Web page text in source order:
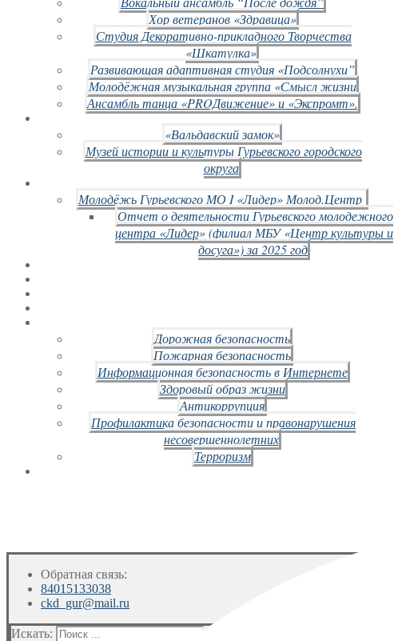
Хор ветеранов «Здравица»
Студия Декоративно-прикладного Творчества
«Шкатулка»
Развивающая адаптивная студия «Подсолнухи”
Молодёжная музыкальная группа «Смысл жизни
Ансамбль танца «PROДвижение» и «Экспромт».
«Вальдавский замок»
Музей истории и культуры Гурьевского городского
округа
Молодёжь Гурьевского МО I «Лидер» Молод.Центр
Отчет о деятельности Гурьевского молодежного
центра «Лидер» (филиал МБУ «Центр культуры и
досуга») за 2025 год
Дорожная безопасность
Пожарная безопасность
Информационная безопасность в Интернете
Здоровый образ жизни
Антикоррупция
Профилактика безопасности и правонарушения
несовершеннолетних
Терроризм
Обратная связь:
84015133038
ckd_gur@mail.ru
Искать: